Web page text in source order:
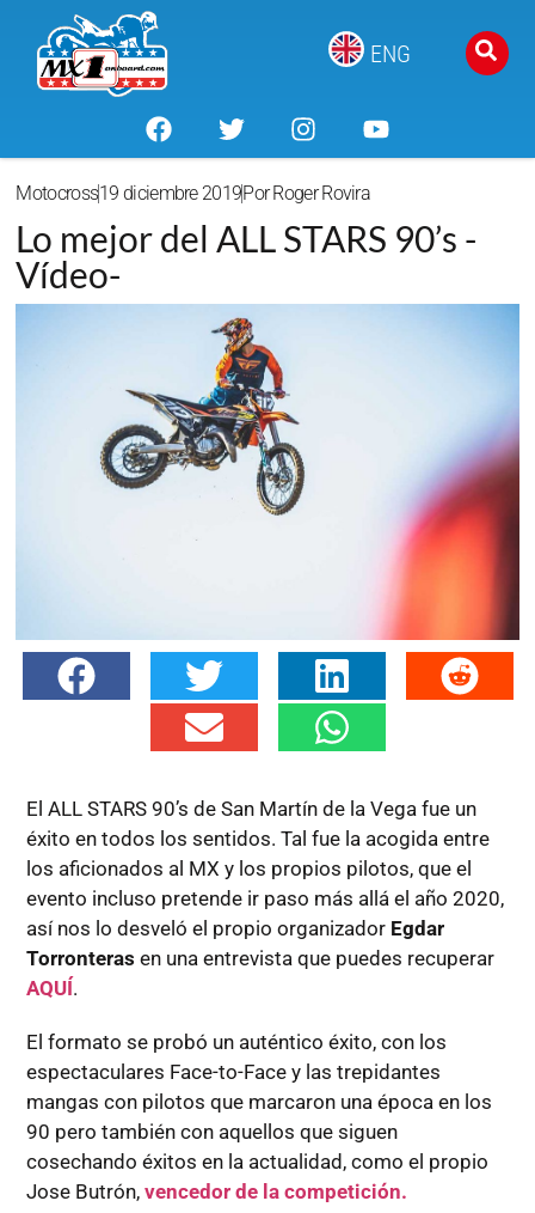
ENG
Motocross19 diciembre 2019PorRoger Rovira
Lo mejor del ALL STARS 90’s -
Vídeo-
El ALL STARS 90’s de San Martín de la Vega fue un
éxito en todos los sentidos. Tal fue la acogida entre
los aficionados al MX y los propios pilotos, que el
evento incluso pretende ir paso más allá el año 2020,
así nos lo desveló el propio organizador Egdar
Torronteras en una entrevista que puedes recuperar
AQUÍ.
El formato se probó un auténtico éxito, con los
espectaculares Face-to-Face y las trepidantes
mangas con pilotos que marcaron una época en los
90 pero también con aquellos que siguen
cosechando éxitos en la actualidad, como el propio
Jose Butrón, vencedor de la competición.